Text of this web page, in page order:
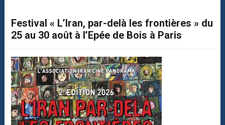
Festival « L’Iran, par-delà les frontières » du
25 au 30 août à l’Epée de Bois à Paris